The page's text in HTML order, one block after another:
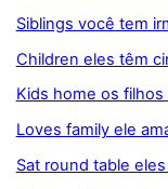
Siblings você tem
Children eles têm
Kids home os
Loves family ele
Sat round table